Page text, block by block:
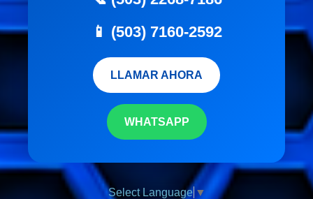
📱 (503) 7160-2592
LLAMAR AHORA
WHATSAPP
Select Language ▼